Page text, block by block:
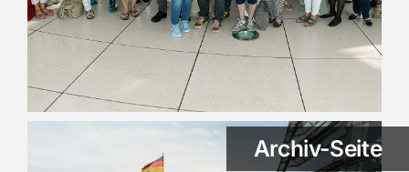
Archiv-Seite